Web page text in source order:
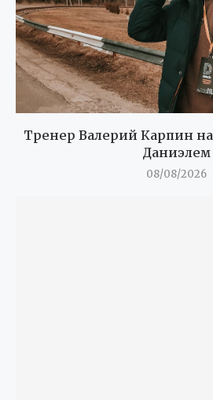
Тренер Валерий Карпин
Даниэлем
08/08/2026